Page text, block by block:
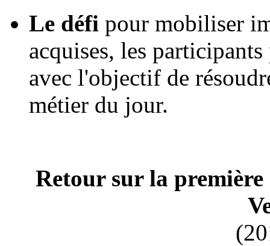
Le défi pour mobiliser
acquises, les
avec l'objectif de
métier du jour.
Retour sur la